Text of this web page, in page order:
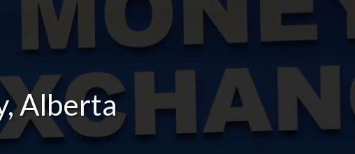
Alberta